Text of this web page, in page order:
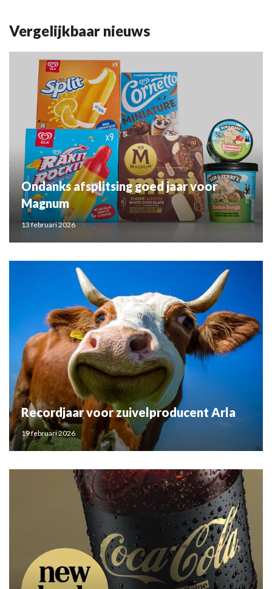
Vergelijkbaar nieuws
Ondanks afsplitsing goed jaar voor
Magnum
13 februari 2026
Recordjaar voor zuivelproducent Arla
19 februari 2026